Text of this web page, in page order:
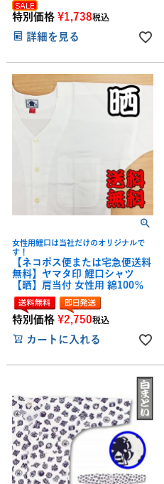
特別価格 ¥1,738税込
詳細を見る
女性用鯉口は当社だけのオリジナルで
す！
【ネコポス便または宅急便送料
無料】ヤマタ印 鯉口シャツ
【晒】肩当付 女性用 綿100％
特別価格 ¥2,750税込
カートに入れる